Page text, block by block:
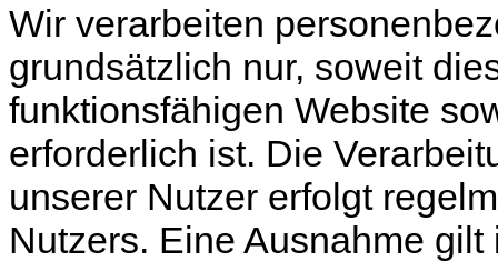
Wir verarbeiten
grundsätzlich nur, soweit
funktionsfähigen Website
erforderlich ist. Die
unserer Nutzer erfolgt
Nutzers. Eine Ausnahme